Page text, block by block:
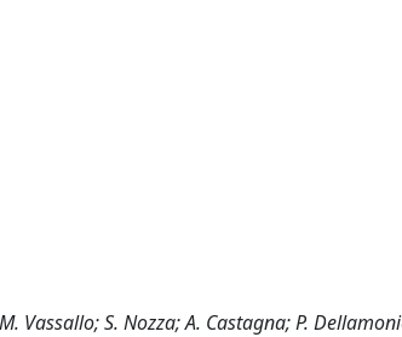
Vassallo; S. Nozza; A. Castagna; P.